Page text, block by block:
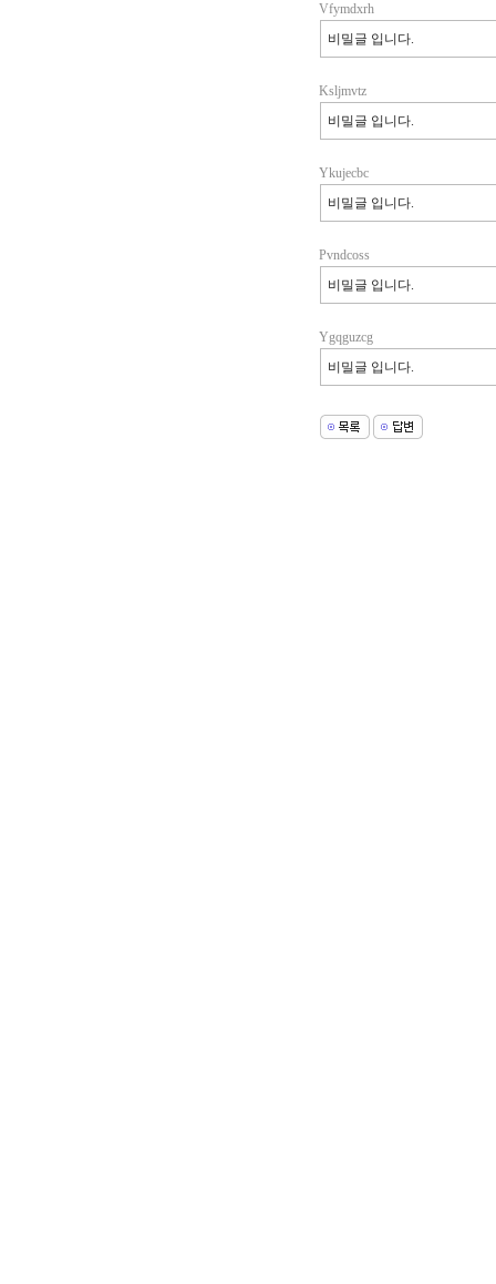
Vfymdxrh
비밀글 입니다.
Ksljmvtz
비밀글 입니다.
Ykujecbc
비밀글 입니다.
Pvndcoss
비밀글 입니다.
Ygqguzcg
비밀글 입니다.